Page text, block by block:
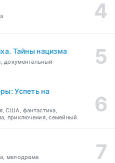
Тайны нацизма
документальный
Успеть на
США, фантастика,
приключения, семейный
мелодрама